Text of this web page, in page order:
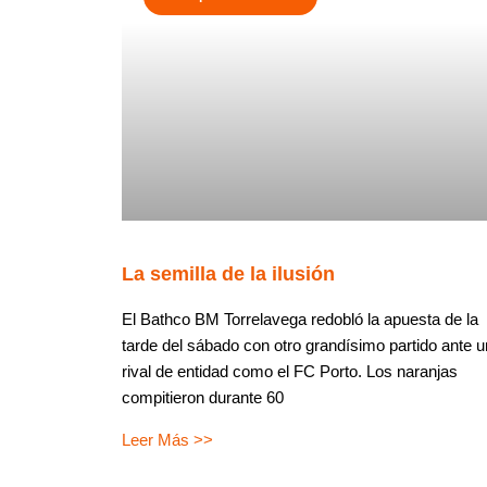
La semilla de la ilusión
El Bathco BM Torrelavega redobló la apuesta de la
tarde del sábado con otro grandísimo partido ante
rival de entidad como el FC Porto. Los naranjas
compitieron durante 60
Leer Más >>